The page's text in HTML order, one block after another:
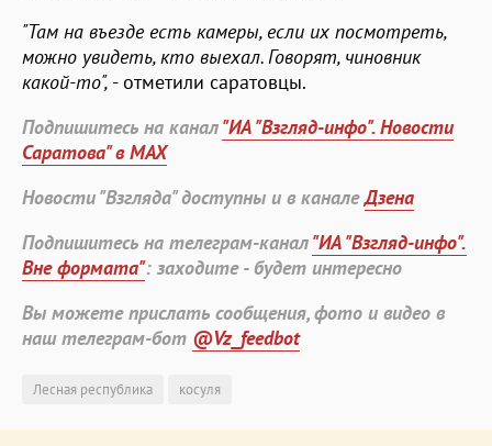
"Там на въезде есть камеры, если их посмотреть,
можно увидеть, кто выехал. Говорят, чиновник
какой-то", - отметили саратовцы.
Подпишитесь на канал"ИА "Взгляд-инфо". Новости
Саратова" в MAX
Новости "Взгляда" доступны и в каналеДзена
Подпишитесь на телеграм-канал"ИА "Взгляд-инфо".
Вне формата": заходите - будет интересно
Вы можете прислать сообщения, фото и видео в
наш телеграм-бот @Vz_feedbot
Лесная республика косуля